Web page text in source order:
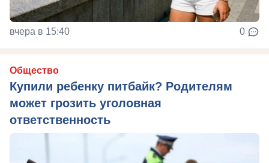
вчера в 15:40 0
Общество
Купили ребенку питбайк? Родителям
может грозить уголовная
ответственность